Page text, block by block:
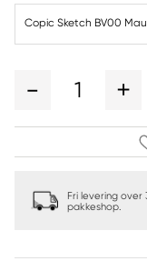
Copic Sketch BV00
1
Fri levering over
pakkeshop.